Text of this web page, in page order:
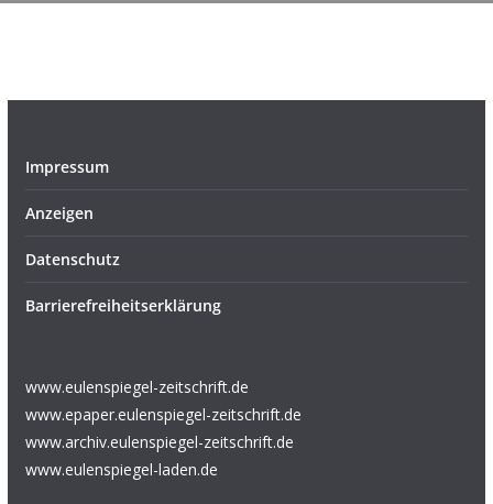
Impressum
Anzeigen
Datenschutz
Barrierefreiheitserklärung
www.eulenspiegel-zeitschrift.de
www.epaper.eulenspiegel-zeitschrift.de
www.archiv.eulenspiegel-zeitschrift.de
www.eulenspiegel-laden.de